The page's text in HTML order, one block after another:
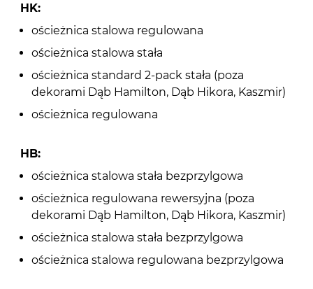
HK:
ościeżnica stalowa regulowana
ościeżnica stalowa stała
ościeżnica standard 2-pack stała (poza
dekorami Dąb Hamilton, Dąb Hikora, Kaszmir)
ościeżnica regulowana
HB:
ościeżnica stalowa stała bezprzylgowa
ościeżnica regulowana rewersyjna (poza
dekorami Dąb Hamilton, Dąb Hikora, Kaszmir)
ościeżnica stalowa stała bezprzylgowa
ościeżnica stalowa regulowana bezprzylgowa